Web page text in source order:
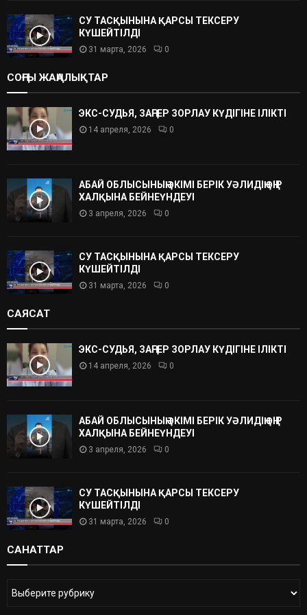
СУ ТАСҚЫНЫНА ҚАРСЫ ТЕКСЕРУ
КҮШЕЙТІЛДІ
31 марта, 2026 0
СОҢҒЫ ЖАҢАЛЫҚТАР
ЭКС-СУДЬЯ, ЗАҢГЕР ЗОРЛАУ КҮДІГІНЕ ІЛІКТІ
14 апреля, 2026 0
АБАЙ ОБЛЫСЫНЫҢ ӘКІМІ БЕРІК УӘЛИДІҢ ӨҢІР
ХАЛҚЫНА БЕЙНЕҮНДЕУІ
3 апреля, 2026 0
СУ ТАСҚЫНЫНА ҚАРСЫ ТЕКСЕРУ
КҮШЕЙТІЛДІ
31 марта, 2026 0
САЯСАТ
ЭКС-СУДЬЯ, ЗАҢГЕР ЗОРЛАУ КҮДІГІНЕ ІЛІКТІ
14 апреля, 2026 0
АБАЙ ОБЛЫСЫНЫҢ ӘКІМІ БЕРІК УӘЛИДІҢ ӨҢІР
ХАЛҚЫНА БЕЙНЕҮНДЕУІ
3 апреля, 2026 0
СУ ТАСҚЫНЫНА ҚАРСЫ ТЕКСЕРУ
КҮШЕЙТІЛДІ
31 марта, 2026 0
САНАТТАР